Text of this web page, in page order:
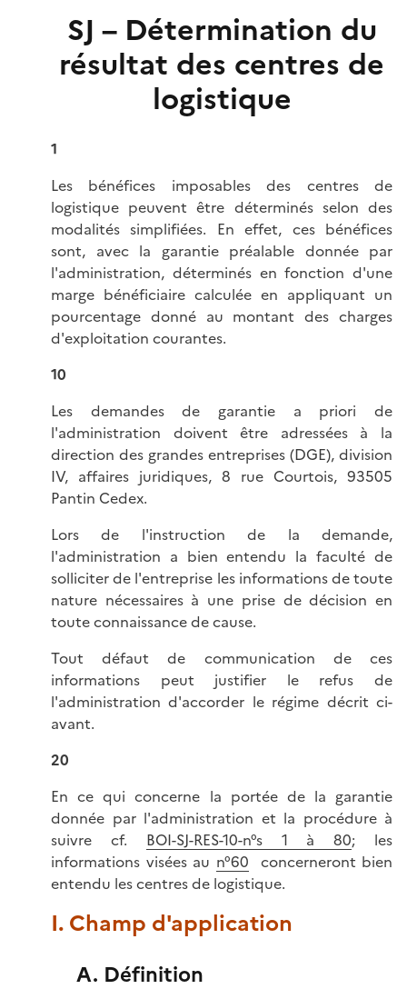
SJ – Détermination du
résultat des centres de
logistique
1
Les bénéfices imposables des centres de
logistique peuvent être déterminés selon des
modalités simplifiées. En effet, ces bénéfices
sont, avec la garantie préalable donnée par
l'administration, déterminés en fonction d'une
marge bénéficiaire calculée en appliquant un
pourcentage donné au montant des charges
d'exploitation courantes.
10
Les demandes de garantie a priori de
l'administration doivent être adressées à la
direction des grandes entreprises (DGE), division
IV, affaires juridiques, 8 rue Courtois, 93505
Pantin Cedex.
Lors de l'instruction de la demande,
l'administration a bien entendu la faculté de
solliciter de l'entreprise les informations de toute
nature nécessaires à une prise de décision en
toute connaissance de cause.
Tout défaut de communication de ces
informations peut justifier le refus de
l'administration d'accorder le régime décrit ci-
avant.
20
En ce qui concerne la portée de la garantie
donnée par l'administration et la procédure à
suivre cf. BOI-SJ-RES-10-n°s 1 à 80; les
informations visées au n°60 concerneront bien
entendu les centres de logistique.
I. Champ d'application
A. Définition